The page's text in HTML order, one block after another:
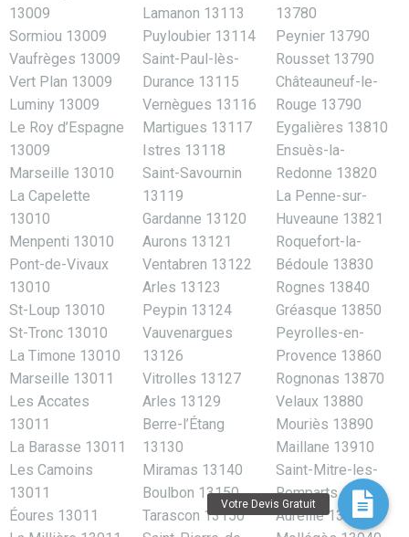
13009
Sormiou 13009
Vaufrèges 13009
Vert Plan 13009
Luminy 13009
Le Roy d’Espagne
13009
Marseille 13010
La Capelette
13010
Menpenti 13010
Pont-de-Vivaux
13010
St-Loup 13010
St-Tronc 13010
La Timone 13010
Marseille 13011
Les Accates
13011
La Barasse 13011
Les Camoins
13011
Éoures 13011
Lamanon 13113
Puyloubier 13114
Saint-Paul-lès-
Durance 13115
Vernègues 13116
Martigues 13117
Istres 13118
Saint-Savournin
13119
Gardanne 13120
Aurons 13121
Ventabren 13122
Arles 13123
Peypin 13124
Vauvenargues
13126
Vitrolles 13127
Arles 13129
Berre-l’Étang
13130
Miramas 13140
Boulbon 13150
Tarascon 13150
13780
Peynier 13790
Rousset 13790
Châteauneuf-le-
Rouge 13790
Eygalières 13810
Ensuès-la-
Redonne 13820
La Penne-sur-
Huveaune 13821
Roquefort-la-
Bédoule 13830
Rognes 13840
Gréasque 13850
Peyrolles-en-
Provence 13860
Rognonas 13870
Velaux 13880
Mouriès 13890
Maillane 13910
Saint-Mitre-les-
Remparts 13920
Aureille 13930